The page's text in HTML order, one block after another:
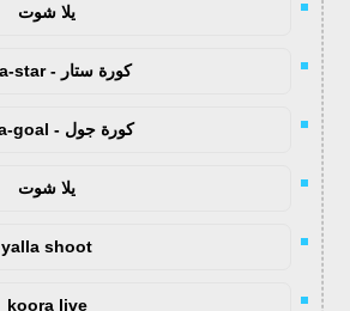
يلا شوت
كورة ستار - koora-star
كورة جول - koora-goal
يلا شوت
yalla shoot
koora live